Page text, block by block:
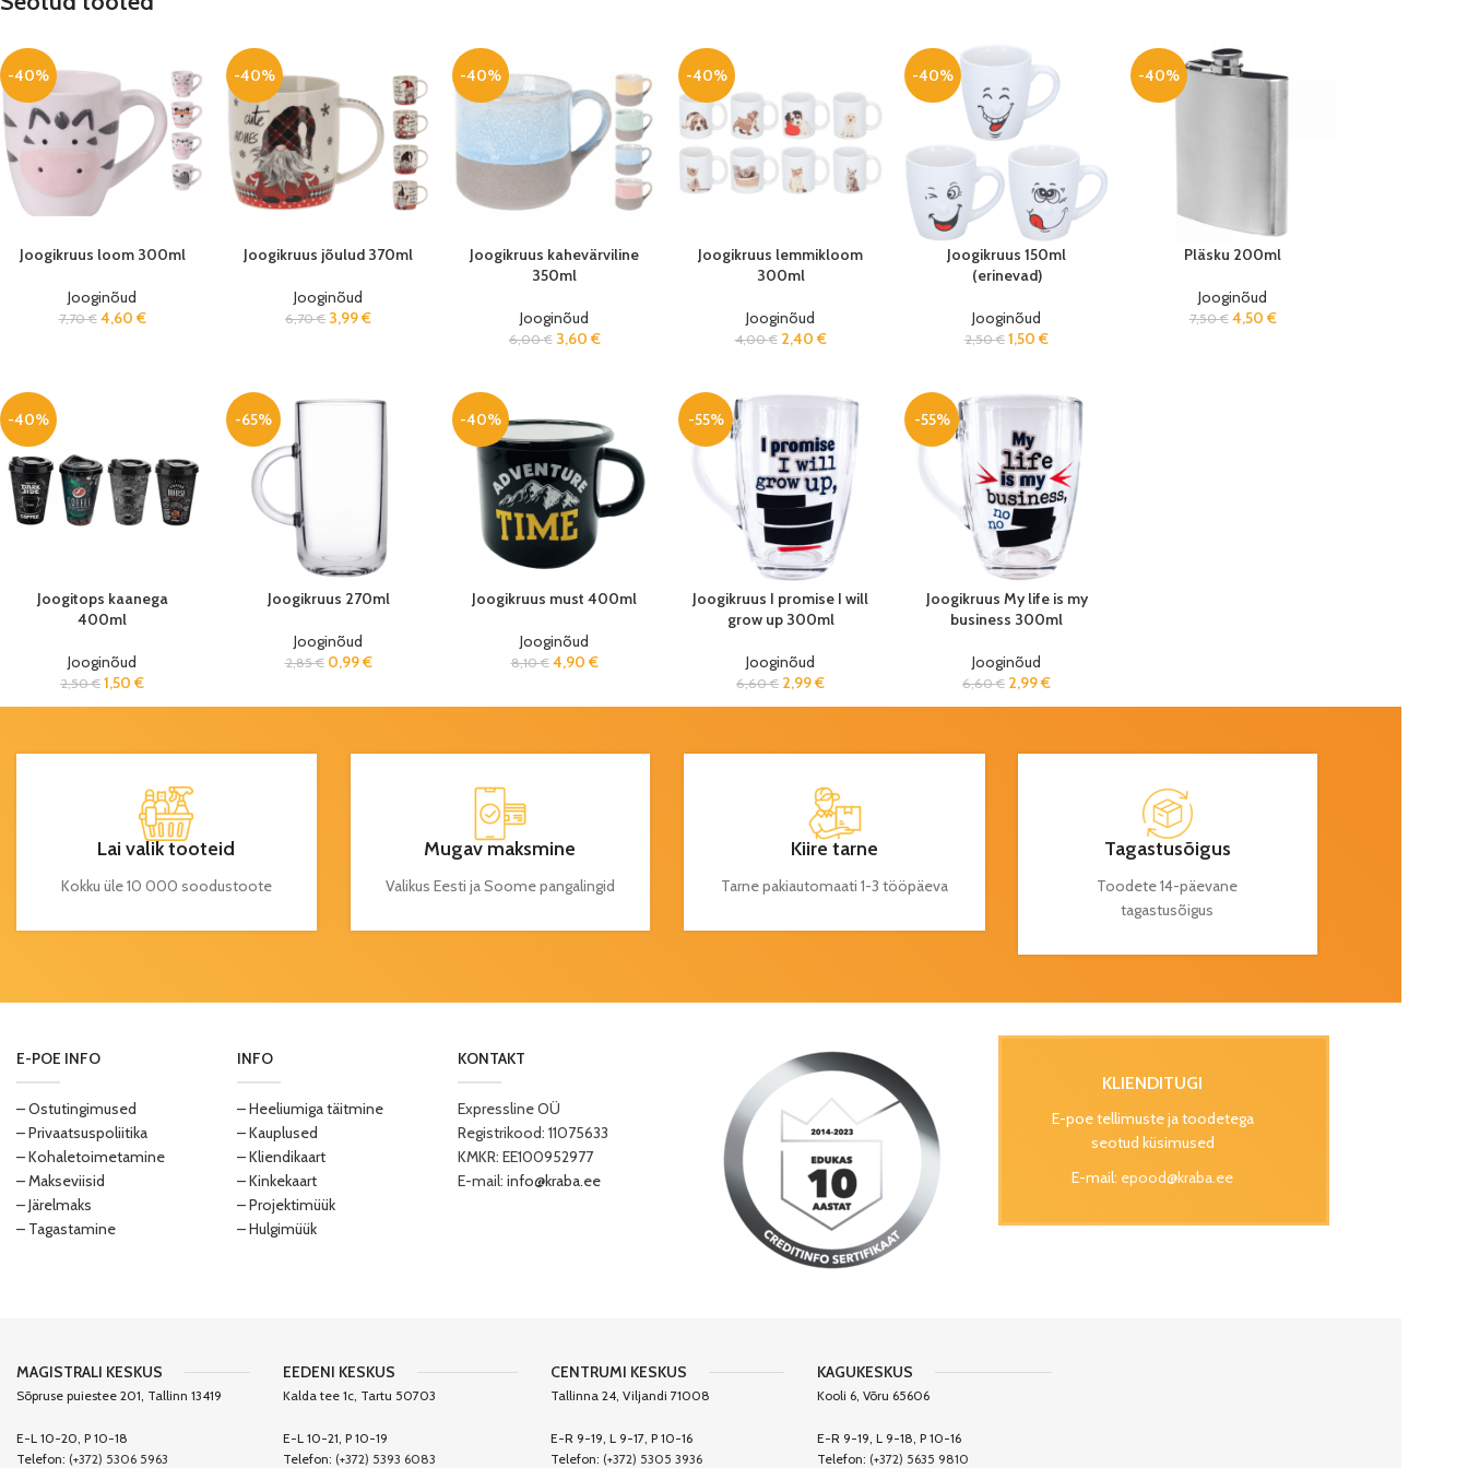
-40%
Joogikruus loom 300ml
Jooginõud
7,70€ 4,60 €
-40%
Joogikruus jõulud 370ml
Jooginõud
6,70€ 3,99€
-40%
Joogikruus kahevärviline
350ml
Jooginõud
6,00€ 3,60 €
-40%
Joogikruus lemmikloom
300ml
Jooginõud
4,00€ 2,40 €
-40%
Joogikruus 150ml
(erinevad)
Jooginõud
2,50€ 1,50 €
-40%
Pläsku 200ml
Jooginõud
7,50€ 4,50 €
-40%
Joogitops kaanega
400ml
Jooginõud
2,50€ 1,50 €
-65%
Joogikruus 270ml
Jooginõud
2,85€ 0,99€
-40%
Joogikruus must 400ml
Jooginõud
8,10€ 4,90 €
-55%
Joogikruus I promise I will
grow up 300ml
Jooginõud
6,60€ 2,99€
-55%
Joogikruus My life is my
business 300ml
Jooginõud
6,60€ 2,99€
Lai valik tooteid
Kokku üle 10 000 soodustoote
Mugav maksmine
Valikus Eesti ja Soome pangalingid
Kiire tarne
Tarne pakiautomaati 1-3 tööpäeva
Tagastusõigus
Toodete 14-päevane
tagastusõigus
E-POE INFO
– Ostutingimused
– Privaatsuspoliitika
– Kohaletoimetamine
– Makseviisid
– Järelmaks
– Tagastamine
INFO
– Heeliumiga täitmine
– Kauplused
– Kliendikaart
– Kinkekaart
– Projektimüük
– Hulgimüük
KONTAKT
Expressline OÜ
Registrikood: 11075633
KMKR: EE100952977
E-mail: info@kraba.ee
KLIENDITUGI
E-poe tellimuste ja toodetega
seotud küsimused
E-mail: epood@kraba.ee
MAGISTRALI KESKUS
Sõpruse puiestee 201, Tallinn 13419
E-L 10-20, P 10-18
Telefon: (+372) 5306 5963
EEDENI KESKUS
Kalda tee 1c, Tartu 50703
E-L 10-21, P 10-19
Telefon: (+372) 5393 6083
CENTRUMI KESKUS
Tallinna 24, Viljandi 71008
E-R 9-19, L 9-17, P 10-16
Telefon: (+372) 5305 3936
KAGUKESKUS
Kooli 6, Võru 65606
E-R 9-19, L 9-18, P 10-16
Telefon: (+372) 5635 9810